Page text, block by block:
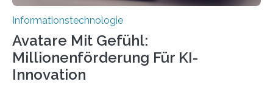
Informationstechnologie
Avatare Mit Gefühl:
Millionenförderung Für KI-
Innovation